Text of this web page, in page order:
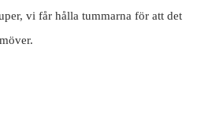
vi får hålla tummarna för att det